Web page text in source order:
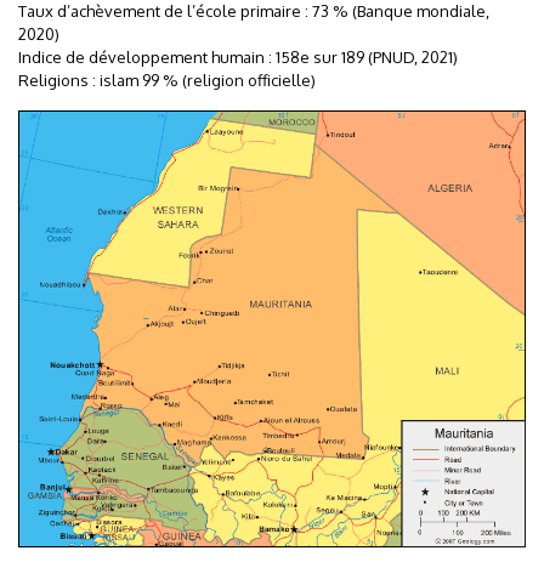
Taux d’achèvement de l’école primaire : 73 % (Banque mondiale,
2020)
Indice de développement humain : 158e sur 189 (PNUD, 2021)
Religions : islam 99 % (religion officielle)